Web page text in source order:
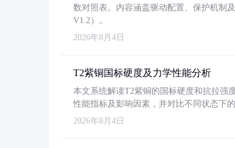
数对照表。内容涵盖驱动配置、保护机制
V1.2）。
2026年8月4日
T2紫铜国标硬度及力学性能分析
本文系统解读T2紫铜的国标硬度和抗拉强
性能指标及影响因素，并对比不同状态下
2026年8月4日